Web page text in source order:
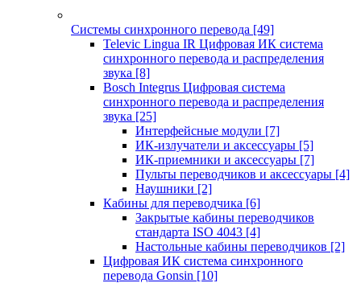
Системы синхронного перевода [49]
Televic Lingua IR Цифровая ИК система
синхронного перевода и распределения
звука [8]
Bosch Integrus Цифровая система
синхронного перевода и распределения
звука [25]
Интерфейсные модули [7]
ИК-излучатели и аксессуары [5]
ИК-приемники и аксессуары [7]
Пульты переводчиков и аксессуары [4]
Наушники [2]
Кабины для переводчика [6]
Закрытые кабины переводчиков
стандарта ISO 4043 [4]
Настольные кабины переводчиков [2]
Цифровая ИК система синхронного
перевода Gonsin [10]